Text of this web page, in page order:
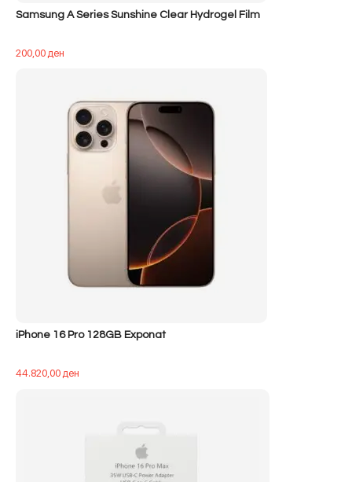
Samsung A Series Sunshine Clear Hydrogel Film
200,00ден
iPhone 16 Pro 128GB Exponat
44.820,00ден